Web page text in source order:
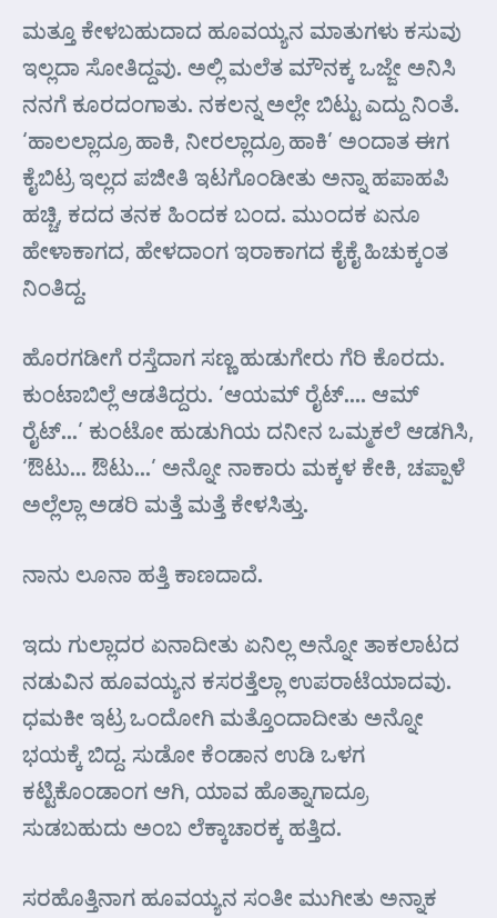
ಮತ್ತೂ ಕೇಳಬಹುದಾದ ಹೂವಯ್ಯನ ಮಾತುಗಳು ಕಸುವು
ಇಲ್ಲದಾ ಸೋತಿದ್ದವು. ಅಲ್ಲಿ ಮಲೆತ ಮೌನಕ್ಕ ಒಜ್ಜೇ ಅನಿಸಿ
ನನಗೆ ಕೂರದಂಗಾತು. ನಕಲನ್ನ ಅಲ್ಲೇ ಬಿಟ್ಟು ಎದ್ದು ನಿಂತೆ.
‘ಹಾಲಲ್ಲಾದ್ರೂ ಹಾಕಿ, ನೀರಲ್ಲಾದ್ರೂ ಹಾಕಿ’ ಅಂದಾತ ಈಗ
ಕೈಬಿಟ್ರ ಇಲ್ಲದ ಪಜೀತಿ ಇಟಗೊಂಡೀತು ಅನ್ನಾ ಹಪಾಹಪಿ
ಹಚ್ಚಿ, ಕದದ ತನಕ ಹಿಂದಕ ಬಂದ. ಮುಂದಕ ಏನೂ
ಹೇಳಾಕಾಗದ, ಹೇಳದಾಂಗ ಇರಾಕಾಗದ ಕೈಕೈ ಹಿಚುಕ್ಕಂತ
ನಿಂತಿದ್ದ.
ಹೊರಗಡೀಗೆ ರಸ್ತೆದಾಗ ಸಣ್ಣ ಹುಡುಗೇರು ಗೆರಿ ಕೊರದು.
ಕುಂಟಾಬಿಲ್ಲೆ ಆಡತಿದ್ದರು. ‘ಆಯಮ್ ರೈಟ್…. ಆಮ್
ರೈಟ್…’ ಕುಂಟೋ ಹುಡುಗಿಯ ದನೀನ ಒಮ್ಮಕಲೆ ಆಡಗಿಸಿ,
‘ಔಟು… ಔಟು…’ ಅನ್ನೋ ನಾಕಾರು ಮಕ್ಕಳ ಕೇಕಿ, ಚಪ್ಪಾಳೆ
ಅಲ್ಲೆಲ್ಲಾ ಅಡರಿ ಮತ್ತೆ ಮತ್ತೆ ಕೇಳಸಿತ್ತು.
ನಾನು ಲೂನಾ ಹತ್ತಿ ಕಾಣದಾದೆ.
ಇದು ಗುಲ್ಲಾದರ ಏನಾದೀತು ಏನಿಲ್ಲ ಅನ್ನೋ ತಾಕಲಾಟದ
ನಡುವಿನ ಹೂವಯ್ಯನ ಕಸರತ್ತೆಲ್ಲಾ ಉಪರಾಟೆಯಾದವು.
ಧಮಕೀ ಇಟ್ರ ಒಂದೋಗಿ ಮತ್ತೊಂದಾದೀತು ಅನ್ನೋ
ಭಯಕ್ಕೆ ಬಿದ್ದ. ಸುಡೋ ಕೆಂಡಾನ ಉಡಿ ಒಳಗ
ಕಟ್ಟಿಕೊಂಡಾಂಗ ಆಗಿ, ಯಾವ ಹೊತ್ನಾಗಾದ್ರೂ
ಸುಡಬಹುದು ಅಂಬ ಲೆಕ್ಕಾಚಾರಕ್ಕ ಹತ್ತಿದ.
ಸರಹೊತ್ತಿನಾಗ ಹೂವಯ್ಯನ ಸಂತೀ ಮುಗೀತು ಅನ್ನಾಕ